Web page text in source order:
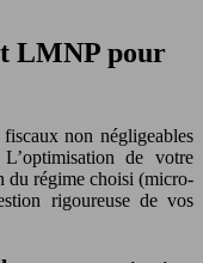
LMNP pour
non négligeables
de votre
du régime choisi (micro-
rigoureuse de vos